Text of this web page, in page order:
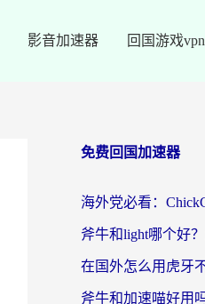
影音加速器 回国游戏vpn
免费回国加速器